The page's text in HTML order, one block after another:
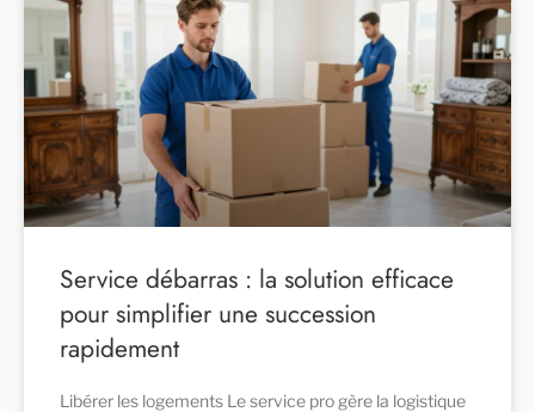
Service débarras : la solution efficace
pour simplifier une succession
rapidement
Libérer les logements Le service pro gère la logistique